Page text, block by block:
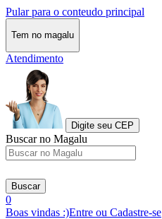
Pular para o conteudo principal
Tem no magalu
Atendimento
Digite seu CEP
Buscar no Magalu
Buscar
0
Boas vindas :)Entre ou Cadastre-se